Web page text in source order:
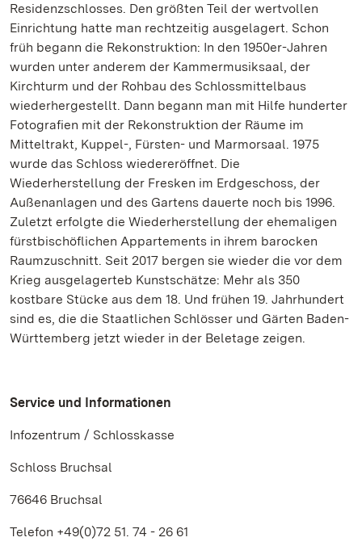
Residenzschlosses. Den größten Teil der wertvollen
Einrichtung hatte man rechtzeitig ausgelagert. Schon
früh begann die Rekonstruktion: In den 1950er-Jahren
wurden unter anderem der Kammermusiksaal, der
Kirchturm und der Rohbau des Schlossmittelbaus
wiederhergestellt. Dann begann man mit Hilfe hunderter
Fotografien mit der Rekonstruktion der Räume im
Mitteltrakt, Kuppel-, Fürsten- und Marmorsaal. 1975
wurde das Schloss wiedereröffnet. Die
Wiederherstellung der Fresken im Erdgeschoss, der
Außenanlagen und des Gartens dauerte noch bis 1996.
Zuletzt erfolgte die Wiederherstellung der ehemaligen
fürstbischöflichen Appartements in ihrem barocken
Raumzuschnitt. Seit 2017 bergen sie wieder die vor dem
Krieg ausgelagerteb Kunstschätze: Mehr als 350
kostbare Stücke aus dem 18. Und frühen 19. Jahrhundert
sind es, die die Staatlichen Schlösser und Gärten Baden-
Württemberg jetzt wieder in der Beletage zeigen.
Service und Informationen
Infozentrum / Schlosskasse
Schloss Bruchsal
76646 Bruchsal
Telefon +49(0)72 51. 74 - 26 61